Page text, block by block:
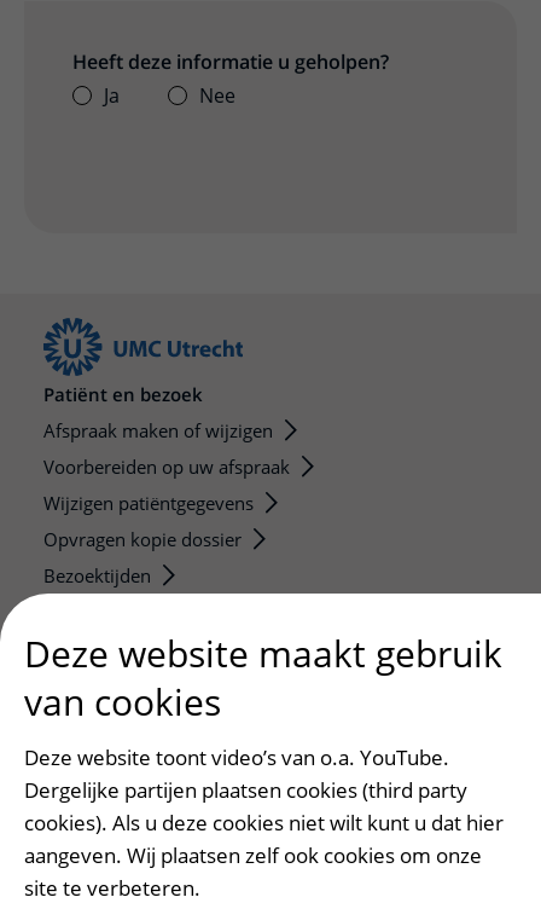
Heeft deze informatie u geholpen?
Ja
Nee
Patiënt en bezoek
Afspraak maken of wijzigen
Voorbereiden op uw afspraak
Wijzigen patiëntgegevens
Opvragen kopie dossier
Bezoektijden
Onderwijs en onderzoek
Onze opleidingen
De Nieuwe Utrechtse School
Stage en opleidingsplaatsen
Research
Strategic programs
Research groups
Researchers
Deze website maakt gebruik
van cookies
Deze website toont video’s van o.a. YouTube.
Dergelijke partijen plaatsen cookies (third party
cookies). Als u deze cookies niet wilt kunt u dat hier
aangeven. Wij plaatsen zelf ook cookies om onze
site te verbeteren.